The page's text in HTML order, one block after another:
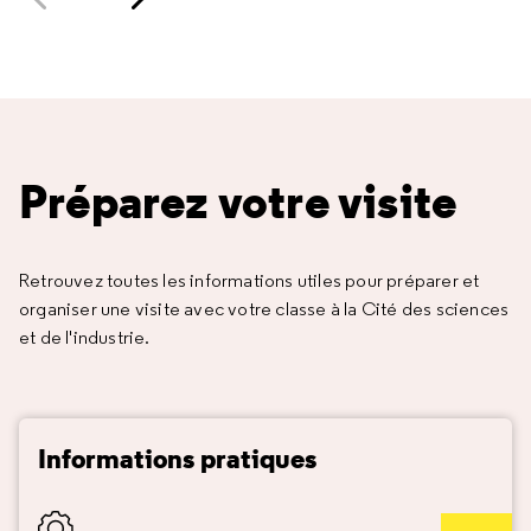
Contenu précédentContenu suivant
Préparez votre visite
Retrouvez toutes les informations utiles pour préparer et
organiser une visite avec votre classe à la Cité des sciences
et de l'industrie.
Informations pratiques